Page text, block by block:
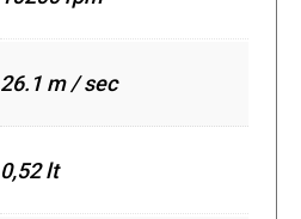
26.1 m / sec
0,52 lt